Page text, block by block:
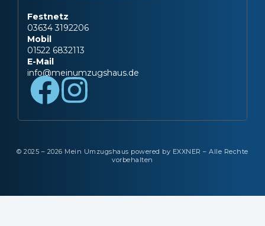
Festnetz
03634 3192206
Mobil
01522 6832113
E-Mail
info@meinumzugshaus.de
© 2025 – 2026 Mein Umzugshaus powered by EXXNER – Alle Rechte
vorbehalten